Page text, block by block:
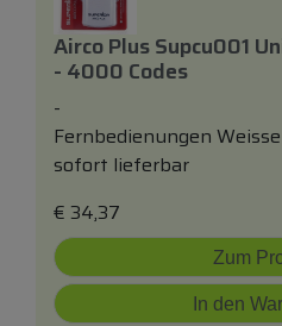
Airco Plus Supcu001
- 4000 Codes
-
Fernbedienungen
sofort lieferbar
€ 34,37
Zum
In den